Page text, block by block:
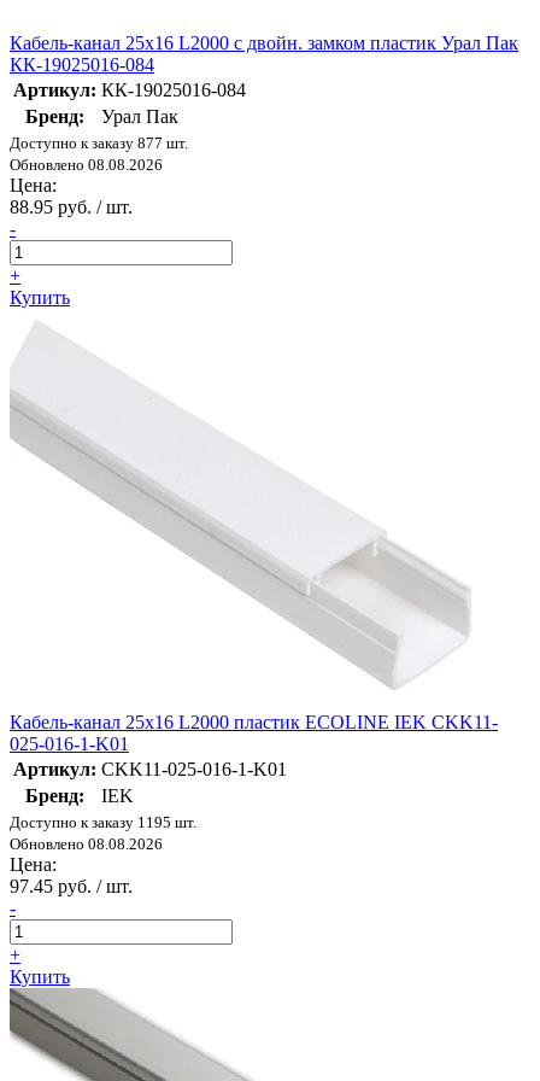
Кабель-канал 25х16 L2000 с двойн. замком пластик Урал Пак
КК-19025016-084
Артикул: КК-19025016-084
Бренд:
Урал Пак
Доступно к заказу 877 шт.
Обновлено 08.08.2026
Цена:
88.95 руб. / шт.
-
+
Купить
Кабель-канал 25х16 L2000 пластик ECOLINE IEK CKK11-
025-016-1-K01
Артикул: CKK11-025-016-1-K01
Бренд:
IEK
Доступно к заказу 1195 шт.
Обновлено 08.08.2026
Цена:
97.45 руб. / шт.
-
+
Купить